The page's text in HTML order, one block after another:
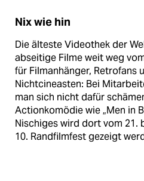
Nix wie hin
Die älteste Videothek der
abseitige Filme weit weg
für Filmanhänger, Retrofans
Nichtcineasten: Bei
man sich nicht dafür
Actionkomödie wie „Men in
Nischiges wird dort vom 21.
10. Randfilmfest gezeigt